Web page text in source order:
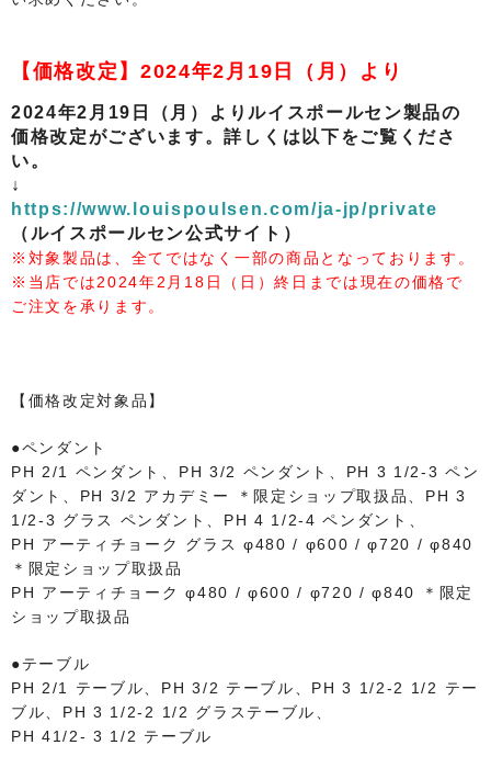
【 価格改定】2024年2月19日（月）より
2024年2月19日（月）よりルイスポールセン製品の
価格改定がございます。詳しくは以下をご覧くださ
い。
↓
https://www.louispoulsen.com/ja-jp/private
（ルイスポールセン公式サイト）
※対象製品は、全てではなく一部の商品となっております。
※当店では2024年2月18日（日）終日までは現在の価格で
ご注文を承ります。
【価格改定対象品】
●ペンダント
PH 2/1 ペンダント、PH 3/2 ペンダント、PH 3 1/2-3 ペン
ダント、PH 3/2 アカデミー ＊限定ショップ取扱品、PH 3
1/2-3 グラス ペンダント、PH 4 1/2-4 ペンダント、
PH アーティチョーク グラス φ480 / φ600 / φ720 / φ840
＊限定ショップ取扱品
PH アーティチョーク φ480 / φ600 / φ720 / φ840 ＊限定
ショップ取扱品
●テーブル
PH 2/1 テーブル、PH 3/2 テーブル、PH 3 1/2-2 1/2 テー
ブル、PH 3 1/2-2 1/2 グラステーブル、
PH 41/2- 3 1/2 テーブル